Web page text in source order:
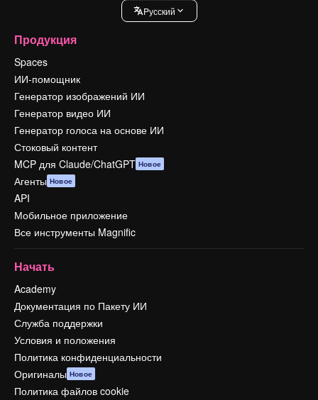
Pусский
Продукция
Spaces
ИИ-помощник
Генератор изображений ИИ
Генератор видео ИИ
Генератор голоса на основе ИИ
Стоковый контент
MCP для Claude/ChatGPT Новое
Агенты Новое
API
Мобильное приложение
Все инструменты Magnific
Начать
Academy
Документация по Пакету ИИ
Служба поддержки
Условия и положения
Политика конфиденциальности
Оригиналы Новое
Политика файлов cookie